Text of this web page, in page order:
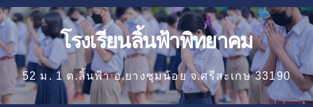
โรงเรียนลิ้นฟ้าพิทยาคม
52 ม. 1 ต.ลิ้นฟ้า อ.ยางชุมน้อย จ.ศรีสะเกษ 33190